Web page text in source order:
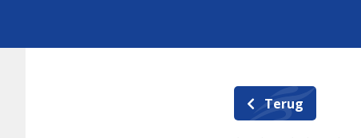
Terug